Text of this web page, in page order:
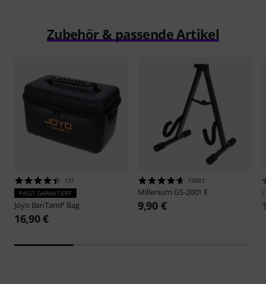
Zubehör & passende Artikel
131
PASST GARANTIERT
Joyo BanTamP Bag
16,90 €
15881
Millenium GS-2001 E
9,90 €